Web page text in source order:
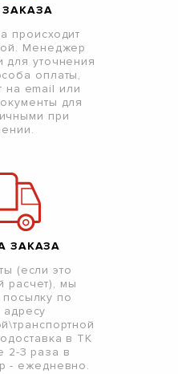
происходит
Менеджер
для уточнения
оплаты,
на email или
для
при
ЗАКАЗА
(если это
расчет), мы
по
в ТК
2-3 раза в
- ежедневно.